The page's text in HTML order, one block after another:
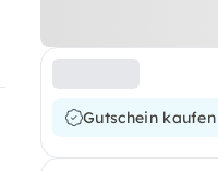
Gutschein kaufen